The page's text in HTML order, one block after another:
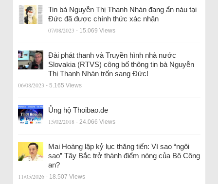
Tin bà Nguyễn Thị Thanh Nhàn đang ẩn náu tại
Đức đã được chính thức xác nhận
07/08/2023 - 15.069 Views
Đài phát thanh và Truyền hình nhà nước
Slovakia (RTVS) công bố thông tin bà Nguyễn
Thị Thanh Nhàn trốn sang Đức!
06/08/2023 - 5.165 Views
Ủng hộ Thoibao.de
15/02/2018 - 24.066 Views
Mai Hoàng lập kỷ lục thăng tiến: Vì sao “ngôi
sao” Tây Bắc trở thành điểm nóng của Bộ Công
an?
11/05/2026 - 18.507 Views